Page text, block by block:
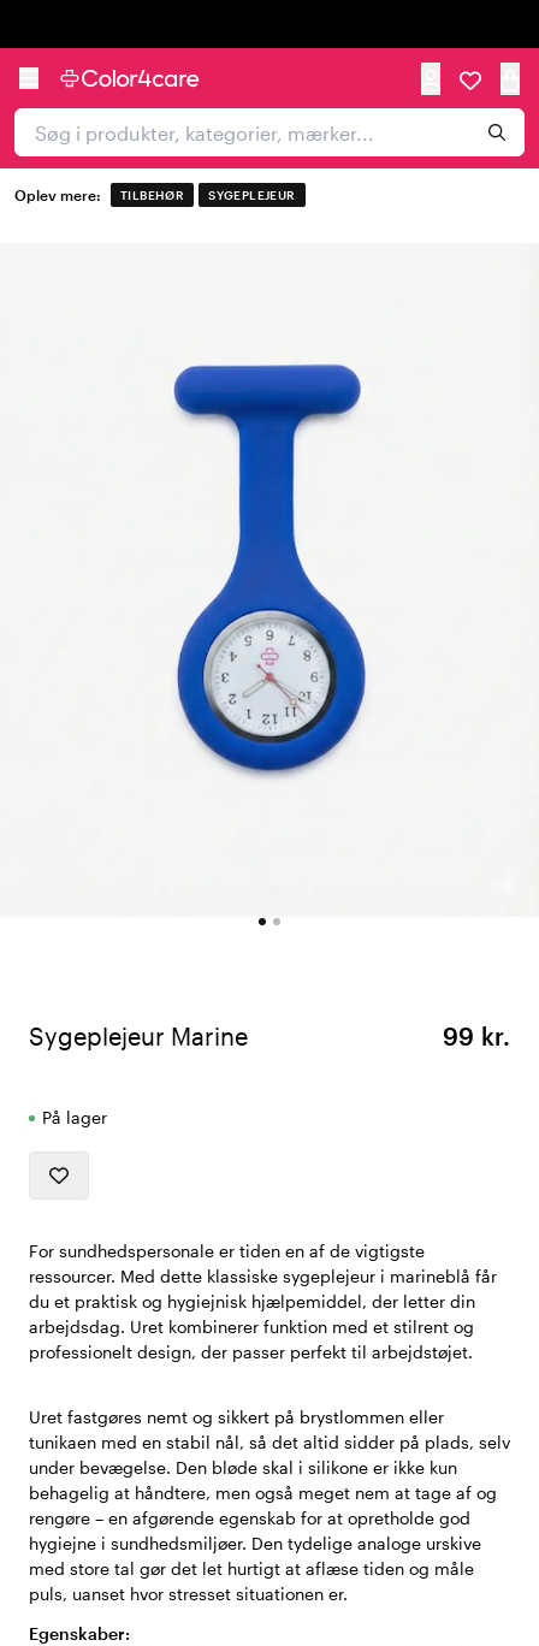
Oplev mere: TILBEHØR SYGEPLEJEUR
Sygeplejeur Marine 99 kr.
På lager
For sundhedspersonale er tiden en af de vigtigste
ressourcer. Med dette klassiske sygeplejeur i marineblå får
du et praktisk og hygiejnisk hjælpemiddel, der letter din
arbejdsdag. Uret kombinerer funktion med et stilrent og
professionelt design, der passer perfekt til arbejdstøjet.
Uret fastgøres nemt og sikkert på brystlommen eller
tunikaen med en stabil nål, så det altid sidder på plads, selv
under bevægelse. Den bløde skal i silikone er ikke kun
behagelig at håndtere, men også meget nem at tage af og
rengøre – en afgørende egenskab for at opretholde god
hygiejne i sundhedsmiljøer. Den tydelige analoge urskive
med store tal gør det let hurtigt at aflæse tiden og måle
puls, uanset hvor stresset situationen er.
Egenskaber: